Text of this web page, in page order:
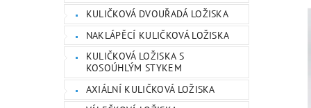
KULIČKOVÁ DVOUŘADÁ LOŽISKA
NAKLÁPĚCÍ KULIČKOVÁ LOŽISKA
KULIČKOVÁ LOŽISKA S
KOSOÚHLÝM STYKEM
AXIÁLNÍ KULIČKOVÁ LOŽISKA